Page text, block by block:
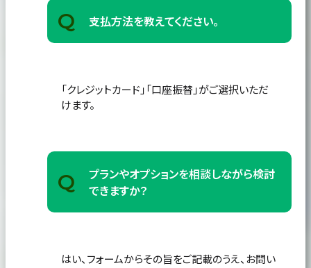
Q 支払方法を教えてください。
「クレジットカード」「口座振替」がご選択いただ
けます。
Q
プランやオプションを相談しながら検討
できますか？
はい、フォームからその旨をご記載のうえ、お問い